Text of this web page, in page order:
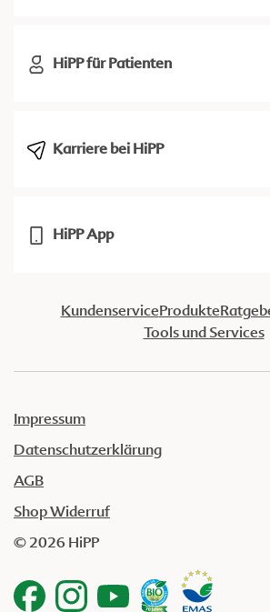
HiPP für Patienten
Karriere bei HiPP
HiPP App
KundenserviceProdukte
Tools und Services
Impressum
Datenschutzerklärung
AGB
Shop Widerruf
© 2026 HiPP